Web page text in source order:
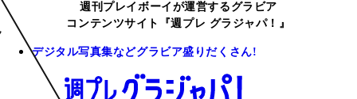
週刊プレイボーイが運営するグラビア
コンテンツサイト『週プレ グラジャパ！』
デジタル写真集などグラビア盛りだくさん!